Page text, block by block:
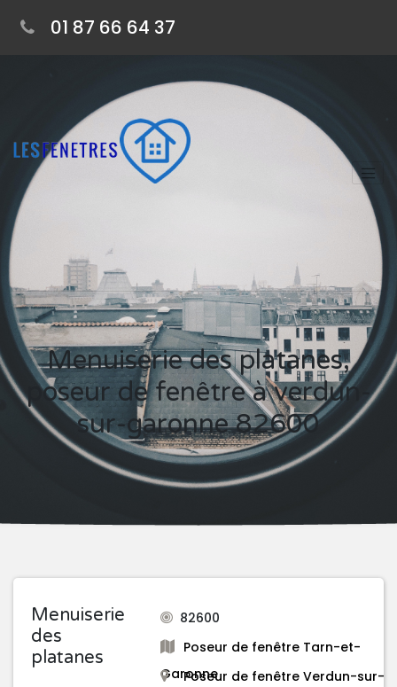
01 87 66 64 37
Menuiserie des platanes,
poseur de fenêtre à verdun-
sur-garonne 82600
Menuiserie
des
platanes
82600
Poseur de fenêtre Tarn-et-
Garonne
Poseur de fenêtre Verdun-sur-